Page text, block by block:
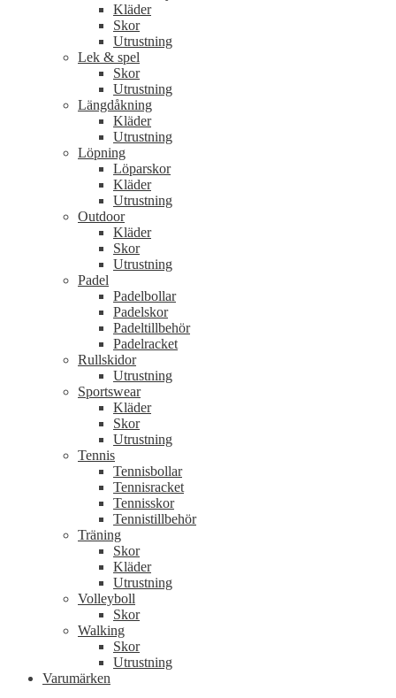
Kläder
Skor
Utrustning
Lek & spel
Skor
Utrustning
Längdåkning
Kläder
Utrustning
Löpning
Löparskor
Kläder
Utrustning
Outdoor
Kläder
Skor
Utrustning
Padel
Padelbollar
Padelskor
Padeltillbehör
Padelracket
Rullskidor
Utrustning
Sportswear
Kläder
Skor
Utrustning
Tennis
Tennisbollar
Tennisracket
Tennisskor
Tennistillbehör
Träning
Skor
Kläder
Utrustning
Volleyboll
Skor
Walking
Skor
Utrustning
Varumärken